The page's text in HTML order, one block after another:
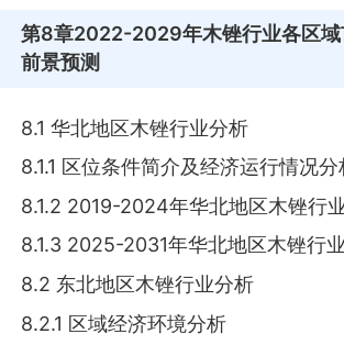
第8章2022-2029年木锉行业各区域
前景预测
8.1 华北地区木锉行业分析
8.1.1 区位条件简介及经济运行情况分
8.1.2 2019-2024年华北地区木锉行
8.1.3 2025-2031年华北地区木锉行
8.2 东北地区木锉行业分析
8.2.1 区域经济环境分析